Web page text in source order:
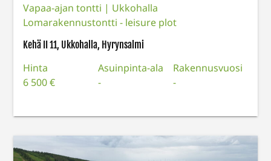
Vapaa-ajan tontti | Ukkohalla
Lomarakennustontti - leisure plot
Kehä II 11, Ukkohalla, Hyrynsalmi
Hinta
6 500 €
Asuinpinta-ala
-
Rakennusvuosi
-